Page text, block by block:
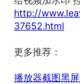
http://
37652.html
更多推荐：
播放器截图黑